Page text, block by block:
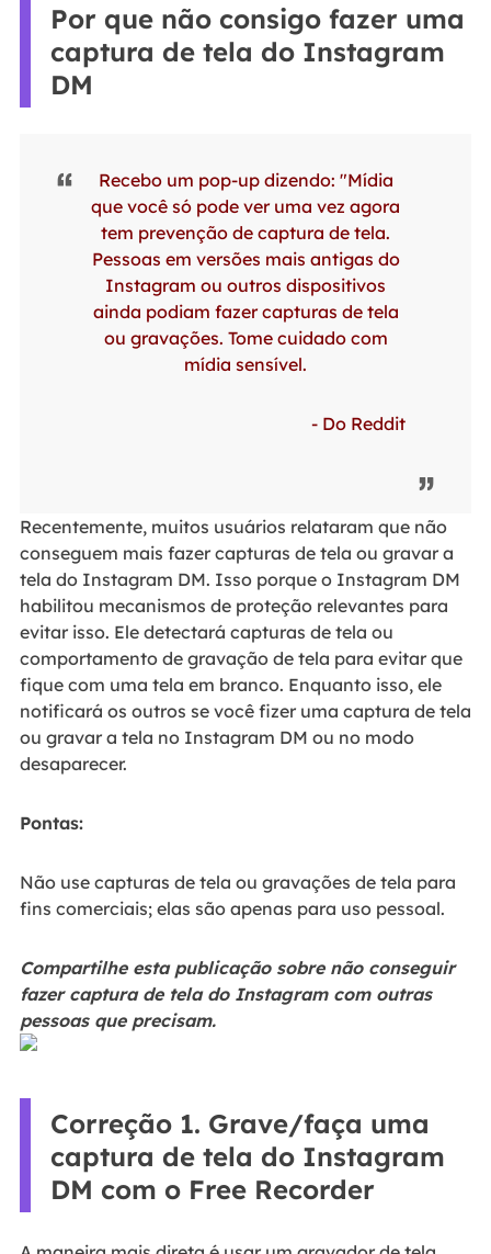
Por que não consigo fazer uma
captura de tela do Instagram
DM
Recebo um pop-up dizendo: "Mídia
que você só pode ver uma vez agora
tem prevenção de captura de tela.
Pessoas em versões mais antigas do
Instagram ou outros dispositivos
ainda podiam fazer capturas de tela
ou gravações. Tome cuidado com
mídia sensível.
- Do Reddit
Recentemente, muitos usuários relataram que não
conseguem mais fazer capturas de tela ou gravar a
tela do Instagram DM. Isso porque o Instagram DM
habilitou mecanismos de proteção relevantes para
evitar isso. Ele detectará capturas de tela ou
comportamento de gravação de tela para evitar que
fique com uma tela em branco. Enquanto isso, ele
notificará os outros se você fizer uma captura de tela
ou gravar a tela no Instagram DM ou no modo
desaparecer.
Pontas:
Não use capturas de tela ou gravações de tela para
fins comerciais; elas são apenas para uso pessoal.
Compartilhe esta publicação sobre não conseguir
fazer captura de tela do Instagram com outras
pessoas que precisam.
Correção 1. Grave/faça uma
captura de tela do Instagram
DM com o Free Recorder